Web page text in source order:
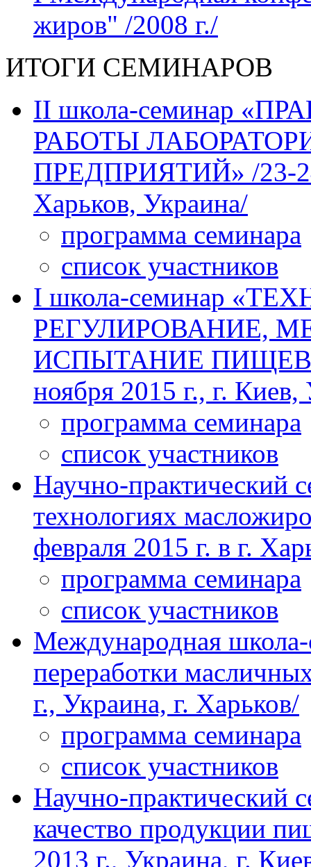
жиров" /2008 г./
ИТОГИ СЕМИНАРОВ
II школа-семинар
РАБОТЫ
ПРЕДПРИЯТИЙ» /23-24
Харьков, Украина/
программа семинара
список участников
І школа-семинар
РЕГУЛИРОВАНИЕ,
ИСПЫТАНИЕ
ноября 2015 г., г. Киев,
программа семинара
список участников
Научно-практический
технологиях
февраля 2015 г. в г.
программа семинара
список участников
Международная
переработки
г., Украина, г. Харьков/
программа семинара
список участников
Научно-практический
качество продукции
2013 г., Украина, г.